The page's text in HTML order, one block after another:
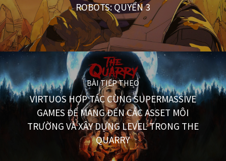
ROBOTS: QUYỂN 3
BÀI TIẾP THEO
VIRTUOS HỢP TÁC CÙNG SUPERMASSIVE
GAMES ĐỂ MANG ĐẾN CÁC ASSET MÔI
TRƯỜNG VÀ XÂY DỰNG LEVEL TRONG THE
QUARRY